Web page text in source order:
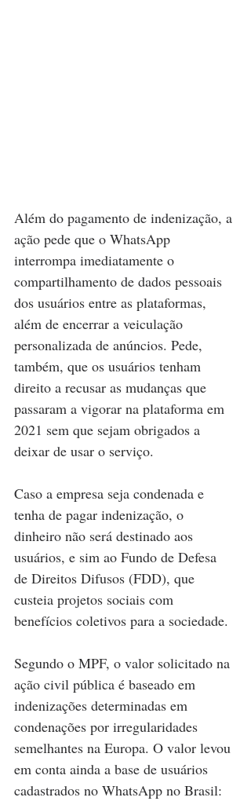
Além do pagamento de indenização, a
ação pede que o WhatsApp
interrompa imediatamente o
compartilhamento de dados pessoais
dos usuários entre as plataformas,
além de encerrar a veiculação
personalizada de anúncios. Pede,
também, que os usuários tenham
direito a recusar as mudanças que
passaram a vigorar na plataforma em
2021 sem que sejam obrigados a
deixar de usar o serviço.
Caso a empresa seja condenada e
tenha de pagar indenização, o
dinheiro não será destinado aos
usuários, e sim ao Fundo de Defesa
de Direitos Difusos (FDD), que
custeia projetos sociais com
benefícios coletivos para a sociedade.
Segundo o MPF, o valor solicitado na
ação civil pública é baseado em
indenizações determinadas em
condenações por irregularidades
semelhantes na Europa. O valor levou
em conta ainda a base de usuários
cadastrados no WhatsApp no Brasil: